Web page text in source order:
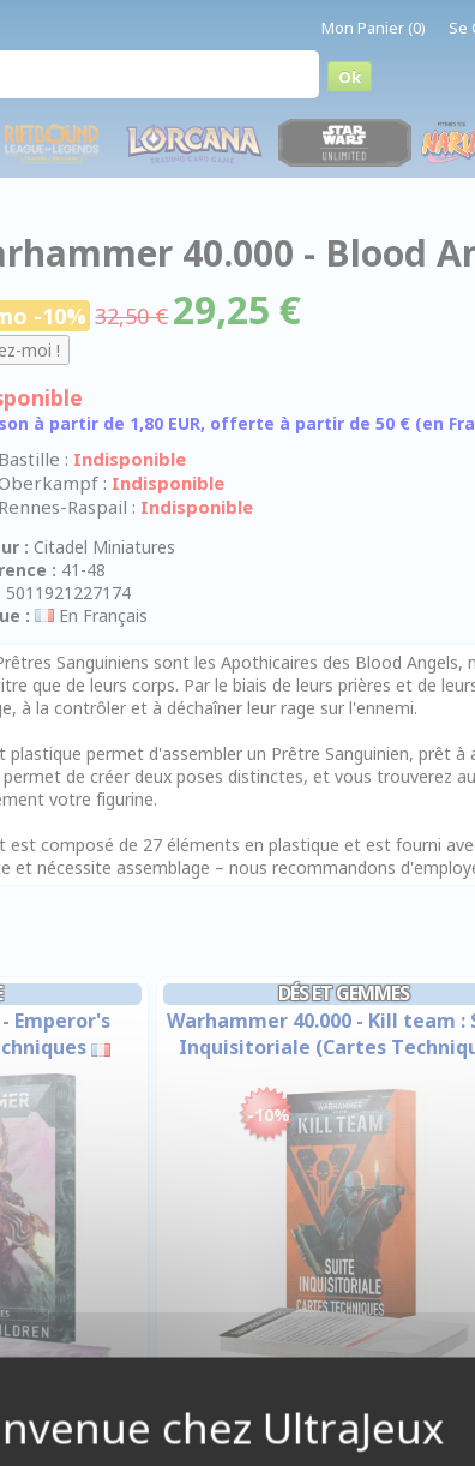
Mon Panier (0) Se
40.000 - Blood
-10% 32,50 €29,25 €
à partir de 1,80 EUR, offerte à partir de 50 € (en
: Indisponible
: Indisponible
Raspail : Indisponible
: Citadel Miniatures
: 41-48
5011921227174
:
En Français
Sanguiniens sont les Apothicaires des Blood
que de leurs corps. Par le biais de leurs prières et de
à la contrôler et à déchaîner leur rage sur l'ennemi.
plastique permet d'assembler un Prêtre Sanguinien, prêt
permet de créer deux poses distinctes, et vous trouverez
votre figurine.
est composé de 27 éléments en plastique et est fourni
et nécessite assemblage – nous recommandons
Emperor's
DÉS ET GEMMES
Warhammer 40.000 - Kill team :
Inquisitoriale (Cartes
-10%
Promo -10% 24,00 € 21,60 €
Disponible